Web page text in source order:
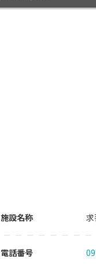
施設名称 求
電話番号